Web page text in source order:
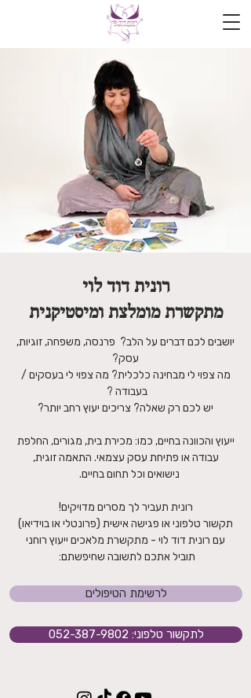
רונית דוד לוי
מתקשרת מומלצת ומיסטיקנית
יושבים לכם דברים על הלב? פרנסה, משפחה, זוגיות,
עסק?
מה צפוי לי מבחינה כלכלית? מה צפוי לי בעסקים /
בעבודה ?
יש לכם רק שאלה? צריכים יעוץ רחב יותר?
ייעוץ והכוונה בחיים, כמו: מכירת בית, מגורים, החלפת
עבודה או פתיחת עסק עצמאי. התאמה זוגית,
נישואים וכל תחום בחיים.
רונית תעביר לך מסרים מדויקים!
תקשור טלפוני או פגישה אישית (פרונטלי או בוידיאו)
עם רונית דוד לוי - מתקשרת מלאכים ייעוץ רוחני
תוביל אתכם לתשובה שחיפשתם:
לרשימת הטיפולים
לתקשור טלפוני: 052-387-9802